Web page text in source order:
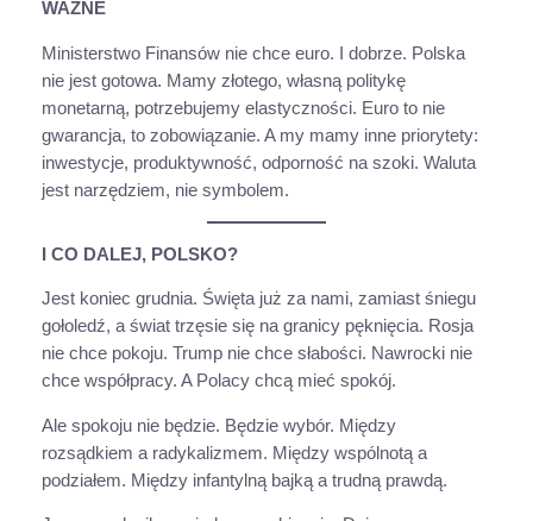
WAŻNE
Ministerstwo Finansów nie chce euro. I dobrze. Polska
nie jest gotowa. Mamy złotego, własną politykę
monetarną, potrzebujemy elastyczności. Euro to nie
gwarancja, to zobowiązanie. A my mamy inne priorytety:
inwestycje, produktywność, odporność na szoki. Waluta
jest narzędziem, nie symbolem.
I CO DALEJ, POLSKO?
Jest koniec grudnia. Święta już za nami, zamiast śniegu
gołoledź, a świat trzęsie się na granicy pęknięcia. Rosja
nie chce pokoju. Trump nie chce słabości. Nawrocki nie
chce współpracy. A Polacy chcą mieć spokój.
Ale spokoju nie będzie. Będzie wybór. Między
rozsądkiem a radykalizmem. Między wspólnotą a
podziałem. Między infantylną bajką a trudną prawdą.